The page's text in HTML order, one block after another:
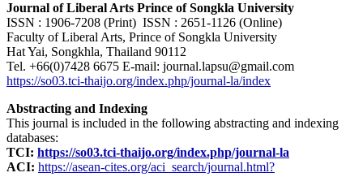
Journal of Liberal Arts Prince of Songkla University
ISSN : 1906-7208 (Print) ISSN : 2651-1126 (Online)
Faculty of Liberal Arts, Prince of Songkla University
Hat Yai, Songkhla, Thailand 90112
Tel. +66(0)7428 6675 E-mail: journal.lapsu@gmail.com
https://so03.tci-thaijo.org/index.php/journal-la/index
Abstracting and Indexing
This journal is included in the following abstracting and indexing
databases:
TCI: https://so03.tci-thaijo.org/index.php/journal-la
ACI: https://asean-cites.org/aci_search/journal.html?